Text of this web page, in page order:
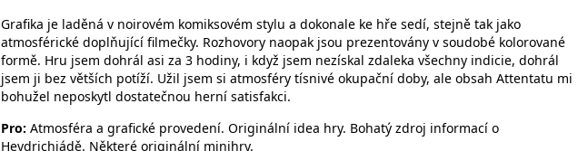
Grafika je laděná v noirovém komiksovém stylu a dokonale ke hře sedí, stejně tak jako
atmosférické doplňující filmečky. Rozhovory naopak jsou prezentovány v soudobé kolorované
formě. Hru jsem dohrál asi za 3 hodiny, i když jsem nezískal zdaleka všechny indicie, dohrál
jsem ji bez větších potíží. Užil jsem si atmosféry tísnivé okupační doby, ale obsah Attentatu mi
bohužel neposkytl dostatečnou herní satisfakci.
Pro: Atmosféra a grafické provedení. Originální idea hry. Bohatý zdroj informací o
Heydrichiádě. Některé originální minihry.